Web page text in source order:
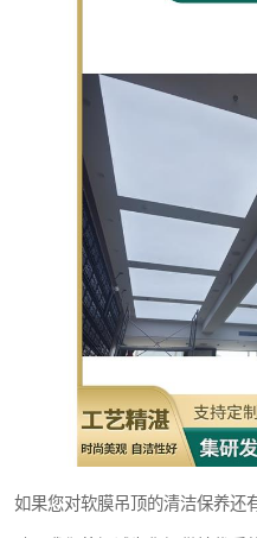
如果您对软膜吊顶的清洁保养还